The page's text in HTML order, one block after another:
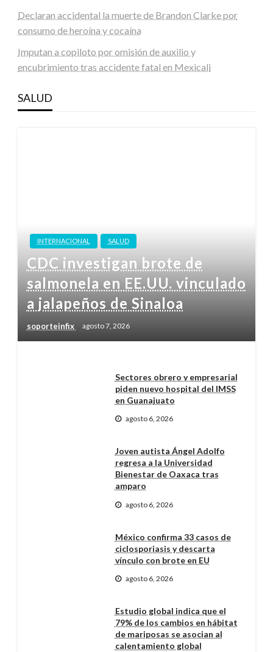
Declaran accidental la muerte de Brandon Clarke por
consumo de heroína y cocaína
Imputan a copiloto por omisión de auxilio y
encubrimiento tras accidente fatal en Mexicali
SALUD
INTERNACIONAL SALUD
CDC investigan brote de
salmonela en EE.UU. vinculado
a jalapeños de Sinaloa
soporteinfix agosto 7, 2026
Sectores obrero y empresarial
piden nuevo hospital del IMSS
en Guanajuato
agosto 6, 2026
Joven autista Ángel Adolfo
regresa a la Universidad
Bienestar de Oaxaca tras
amparo
agosto 6, 2026
México confirma 33 casos de
ciclosporiasis y descarta
vínculo con brote en EU
agosto 6, 2026
Estudio global indica que el
79% de los cambios en hábitat
de mariposas se asocian al
calentamiento global